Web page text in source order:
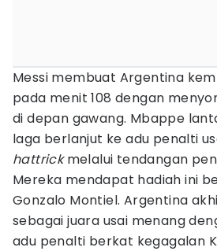
Messi membuat Argentina
pada menit 108 dengan
di depan gawang. Mbappe
laga berlanjut ke adu penalti
hattrickmelalui tendangan
Mereka mendapat hadiah ini
Gonzalo Montiel. Argentina
sebagai juara usai menang
adu penalti berkat kegagalan